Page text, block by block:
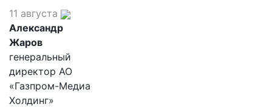
11 августа
Александр
Жаров
генеральный
директор АО
«Газпром-Медиа
Холдинг»